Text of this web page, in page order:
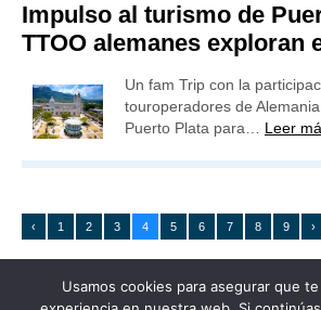
Impulso al turismo de
TTOO alemanes exploran
Un fam Trip con la
touroperadores de
Puerto Plata para… Leer
‹ 1 2 3 4 5 6 7 8 9 ›
Usamos cookies para asegurar que